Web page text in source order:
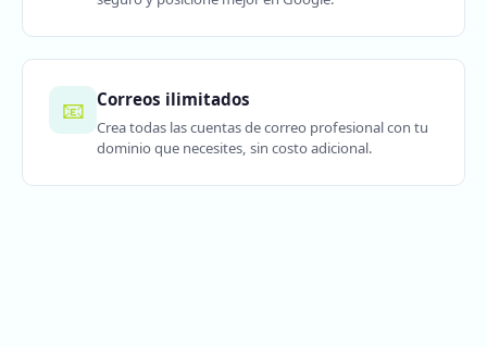
📧 Correos ilimitados
Crea todas las cuentas de correo profesional con tu
dominio que necesites, sin costo adicional.